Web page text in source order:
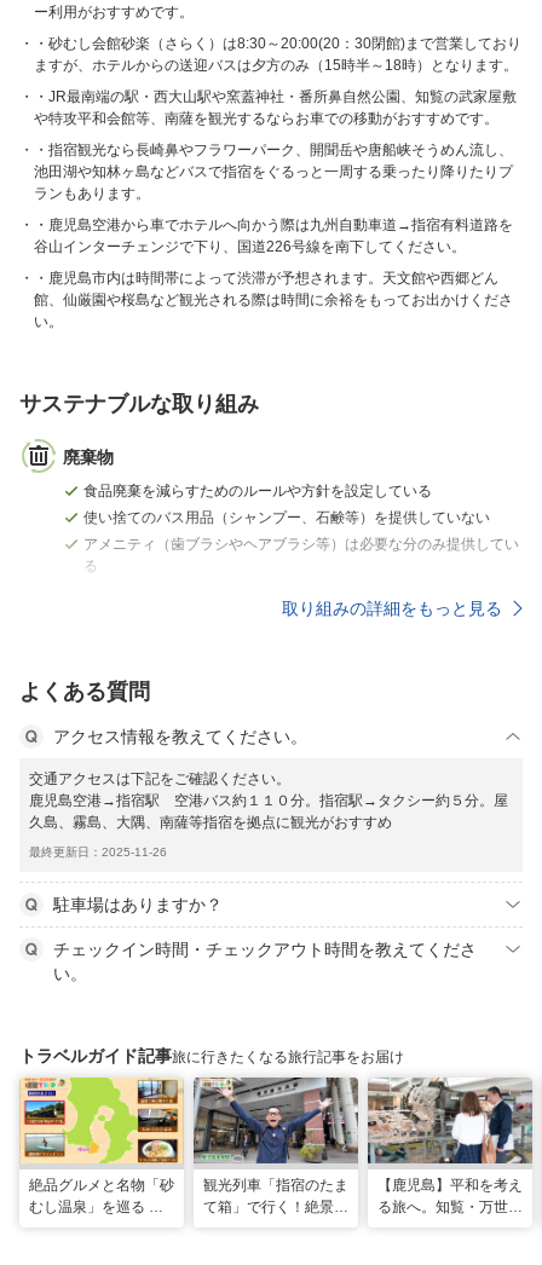
ー利用がおすすめです。
・砂むし会館砂楽（さらく）は8:30～20:00(20：30閉館)まで営業しており
ますが、ホテルからの送迎バスは夕方のみ（15時半～18時）となります。
・JR最南端の駅・西大山駅や窯蓋神社・番所鼻自然公園、知覧の武家屋敷
や特攻平和会館等、南薩を観光するならお車での移動がおすすめです。
・指宿観光なら長崎鼻やフラワーパーク、開聞岳や唐船峡そうめん流し、
池田湖や知林ヶ島などバスで指宿をぐるっと一周する乗ったり降りたりプ
ランもあります。
・鹿児島空港から車でホテルへ向かう際は九州自動車道→指宿有料道路を
谷山インターチェンジで下り、国道226号線を南下してください。
・鹿児島市内は時間帯によって渋滞が予想されます。天文館や西郷どん
館、仙厳園や桜島など観光される際は時間に余裕をもってお出かけくださ
い。
サステナブルな取り組み
廃棄物
食品廃棄を減らすためのルールや方針を設定している
使い捨てのバス用品（シャンプー、石鹸等）を提供していない
アメニティ（歯ブラシやヘアブラシ等）は必要な分のみ提供してい
る
取り組みの詳細をもっと見る
よくある質問
アクセス情報を教えてください。
交通アクセスは下記をご確認ください。
鹿児島空港→指宿駅 空港バス約１１０分。指宿駅→タクシー約５分。屋
久島、霧島、大隅、南薩等指宿を拠点に観光がおすすめ
最終更新日：2025-11-26
駐車場はありますか？
チェックイン時間・チェックアウト時間を教えてくださ
い。
トラベルガイド記事旅に行きたくなる旅行記事をお届け
絶品グルメと名物「砂
むし温泉」を巡る 心
観光列車「指宿のたま
て箱」で行く！絶景グ
【鹿児島】平和を考え
る旅へ。知覧・万世で